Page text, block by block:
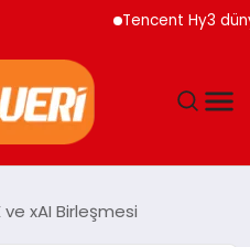
Tencent Hy3 dünya
xAI Birleşmesi